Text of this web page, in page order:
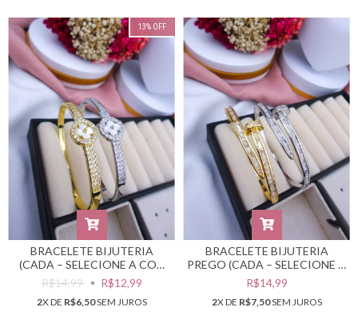
13% OFF
BRACELETE BIJUTERIA
(CADA – SELECIONE A COR
DESEJADA) #PB0302418
R$14,99 R$12,99
2X DE R$6,50SEM JUROS
BRACELETE BIJUTERIA
PREGO (CADA – SELECIONE A
COR DESEJADA) #PB0302415
R$14,99
2X DE R$7,50SEM JUROS